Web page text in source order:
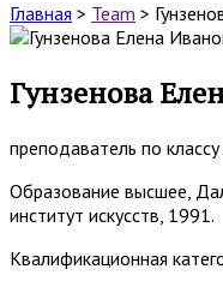
Главная > Team >
Гунзенова
преподаватель по классу
Образование высшее,
институт искусств, 1991.
Квалификационная